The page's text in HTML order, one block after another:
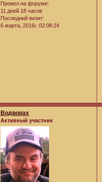
Провел на форуме:
11 дней 18 часов
Последний визит:
6 марта, 2016г. 02:08:24
Водворах
Активный участник